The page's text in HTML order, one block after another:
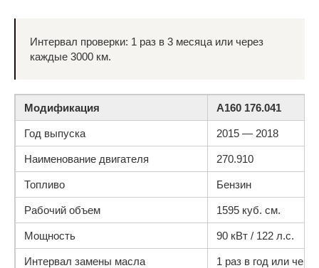
Интервал проверки: 1 раз в 3 месяца или через
каждые 3000 км.
Модификация A160 176.041
Год выпуска 2015 — 2018
Наименование двигателя 270.910
Топливо Бензин
Рабочий объем 1595 куб. см.
Мощность 90 кВт / 122 л.с.
Интервал замены масла 1 раз в год или